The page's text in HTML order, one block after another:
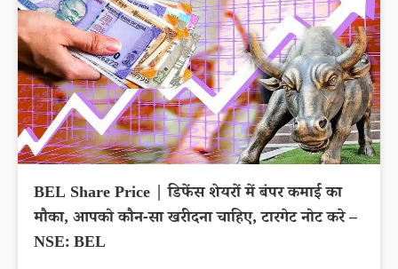
BEL Share Price | डिफेंस शेयरों में बंपर कमाई का
मौका, आपको कौन-सा खरीदना चाहिए, टारगेट नोट करे –
NSE: BEL